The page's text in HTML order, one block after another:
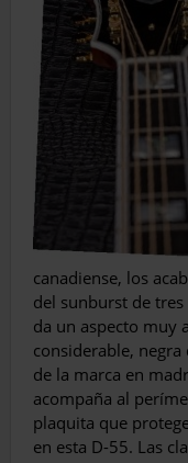
canadiense, los
del sunburst de
da un aspecto muy
considerable,
de la marca en
acompaña al
plaquita que
en esta D-55. Las